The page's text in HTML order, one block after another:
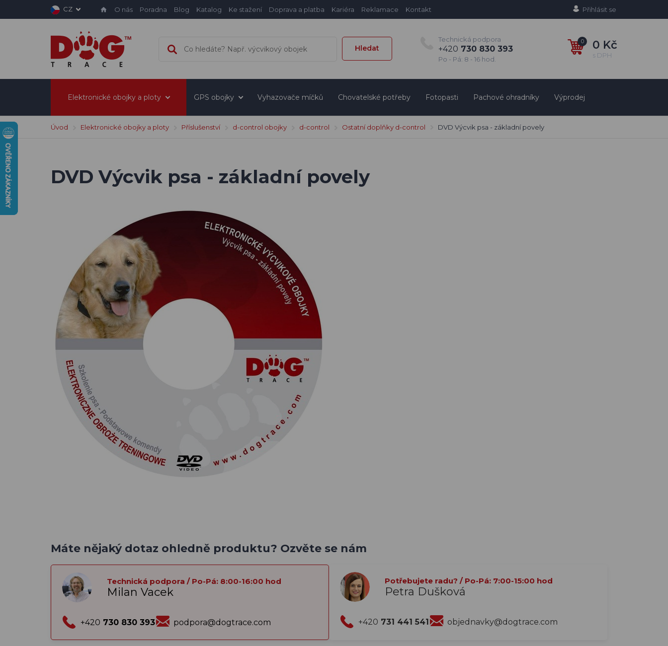
CZ O nás Poradna Blog Katalog Ke stažení Doprava a platba Kariéra Reklamace Kontakt Přihlásit se
Hledat
Technická podpora
+420 730 830 393
Po - Pá: 8 - 16 hod.
0 0 Kč
s DPH
Elektronické obojky a ploty GPS obojky Vyhazovače míčků Chovatelské potřeby Fotopasti Pachové ohradníky Výprodej
Úvod Elektronické obojky a ploty Příslušenství d-control obojky d-control Ostatní doplňky d-control DVD Výcvik psa - základní povely
DVD Výcvik psa - základní povely
Máte nějaký dotaz ohledně produktu? Ozvěte se nám
Technická podpora / Po-Pá: 8:00-16:00 hod
Milan Vacek
+420 730 830 393 podpora@dogtrace.com
Potřebujete radu? / Po-Pá: 7:00-15:00 hod
Petra Dušková
+420 731 441 541 objednavky@dogtrace.com